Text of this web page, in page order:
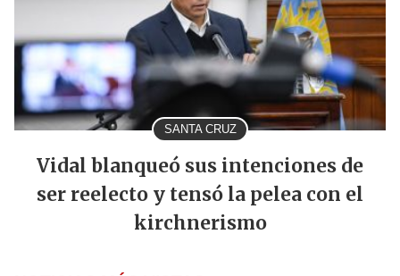
SANTA CRUZ
Vidal blanqueó sus intenciones de
ser reelecto y tensó la pelea con el
kirchnerismo